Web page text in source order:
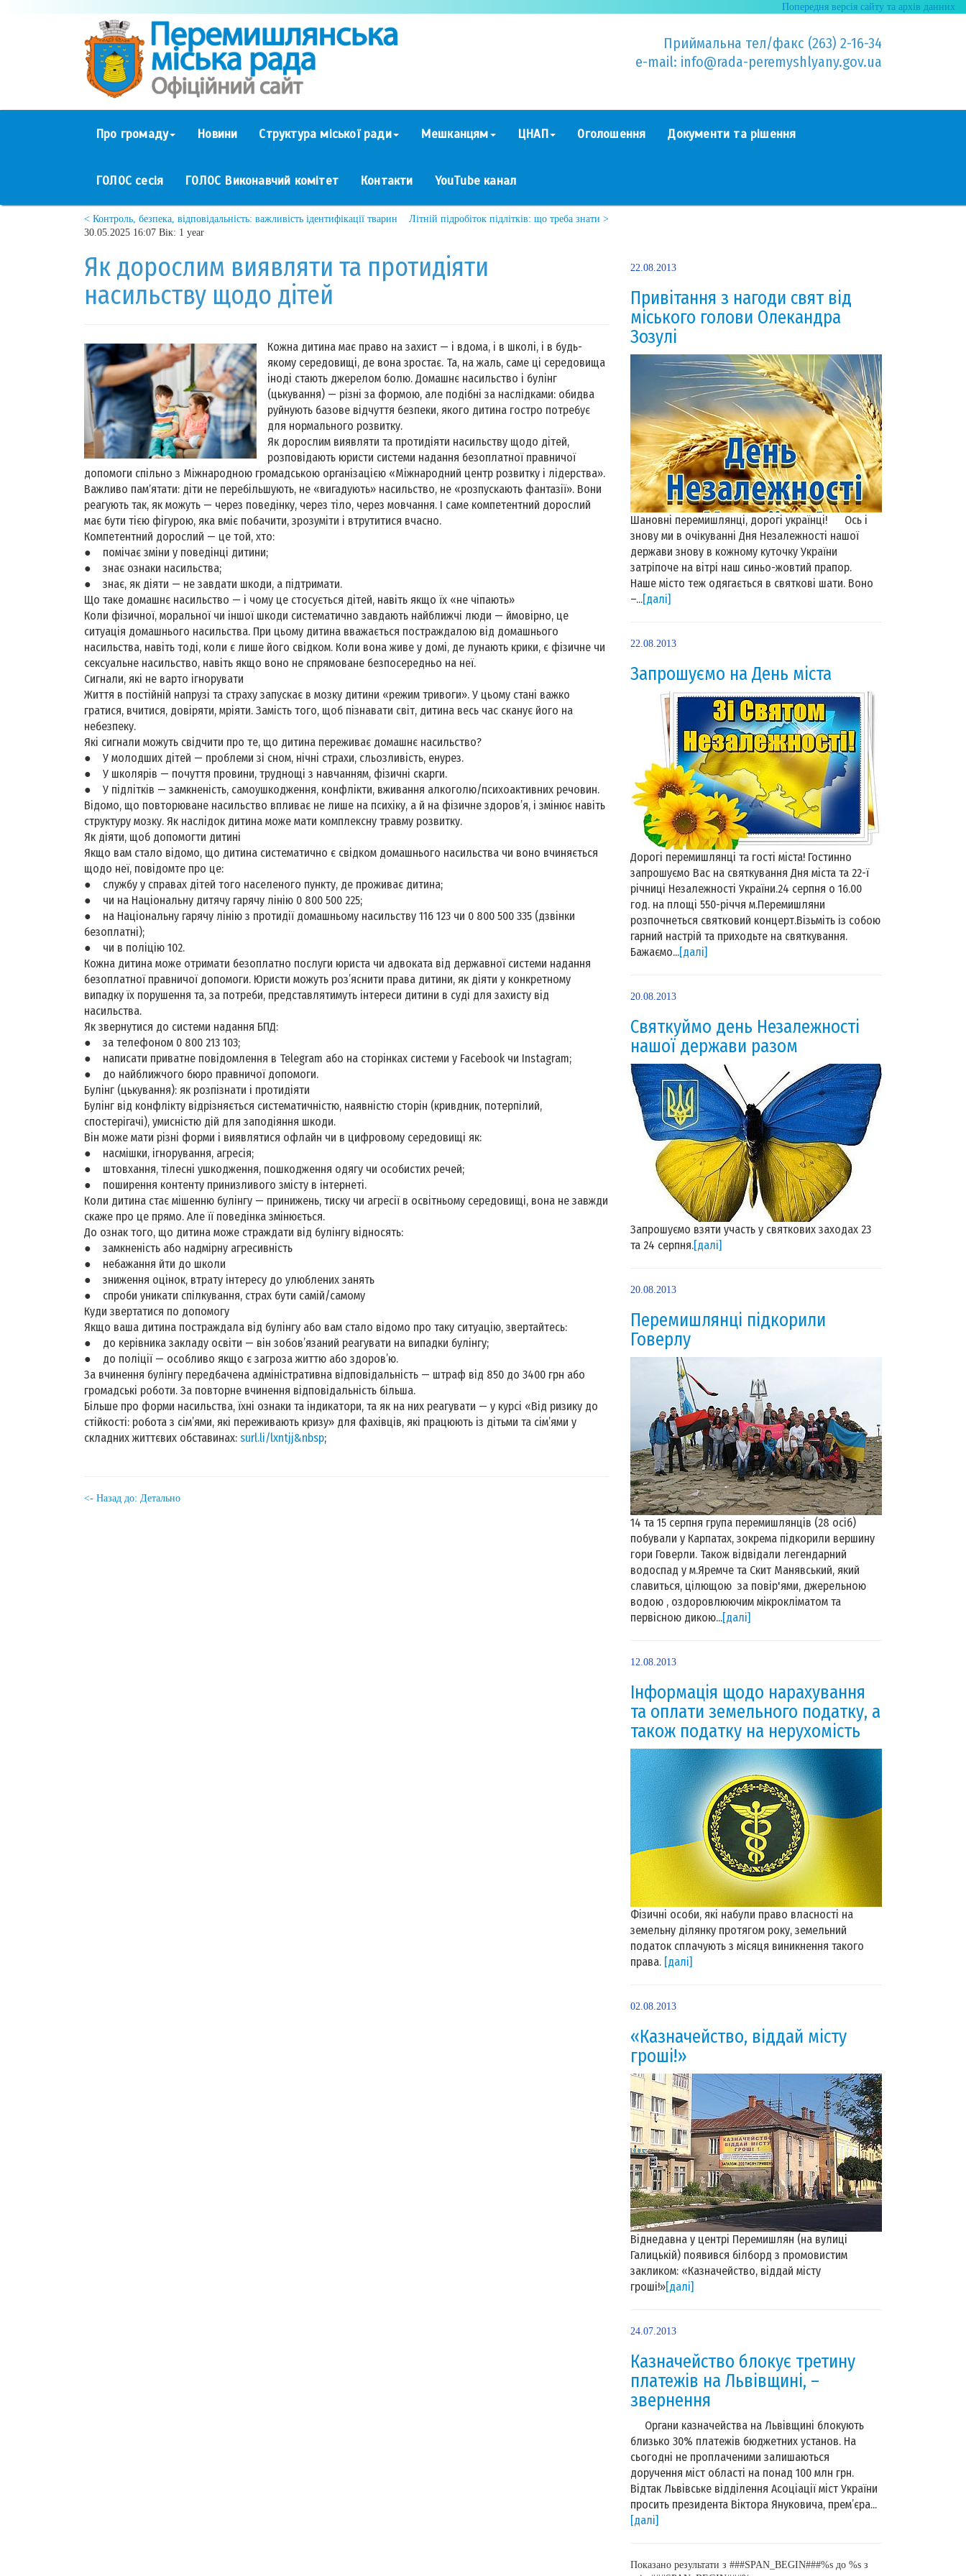
Попередня версія сайту та архів данних
Приймальна тел/факс (263) 2-16-34
e-mail: info@rada-peremyshlyany.gov.ua
Про громаду Новини Структура міської ради Мешканцям ЦНАП Оголошення Документи та рішення
ГОЛОС сесія ГОЛОС Виконавчий комітет Контакти YouTube канал
Літній підробіток підлітків: що треба знати >
< Контроль, безпека, відповідальність: важливість ідентифікації тварин
30.05.2025 16:07 Вік: 1 year
Як дорослим виявляти та протидіяти
насильству щодо дітей
Кожна дитина має право на захист — і вдома, і в школі, і в будь-
якому середовищі, де вона зростає. Та, на жаль, саме ці середовища
іноді стають джерелом болю. Домашнє насильство і булінг
(цькування) — різні за формою, але подібні за наслідками: обидва
руйнують базове відчуття безпеки, якого дитина гостро потребує
для нормального розвитку.
Як дорослим виявляти та протидіяти насильству щодо дітей,
розповідають юристи системи надання безоплатної правничої
допомоги спільно з Міжнародною громадською організацією «Міжнародний центр розвитку і лідерства».
Важливо памʼятати: діти не перебільшують, не «вигадують» насильство, не «розпускають фантазії». Вони
реагують так, як можуть — через поведінку, через тіло, через мовчання. І саме компетентний дорослий
має бути тією фігурою, яка вміє побачити, зрозуміти і втрутитися вчасно.
Компетентний дорослий — це той, хто:
● помічає зміни у поведінці дитини;
● знає ознаки насильства;
● знає, як діяти — не завдати шкоди, а підтримати.
Що таке домашнє насильство — і чому це стосується дітей, навіть якщо їх «не чіпають»
Коли фізичної, моральної чи іншої шкоди систематично завдають найближчі люди — ймовірно, це
ситуація домашнього насильства. При цьому дитина вважається постраждалою від домашнього
насильства, навіть тоді, коли є лише його свідком. Коли вона живе у домі, де лунають крики, є фізичне чи
сексуальне насильство, навіть якщо воно не спрямоване безпосередньо на неї.
Сигнали, які не варто ігнорувати
Життя в постійній напрузі та страху запускає в мозку дитини «режим тривоги». У цьому стані важко
гратися, вчитися, довіряти, мріяти. Замість того, щоб пізнавати світ, дитина весь час сканує його на
небезпеку.
Які сигнали можуть свідчити про те, що дитина переживає домашнє насильство?
● У молодших дітей — проблеми зі сном, нічні страхи, сльозливість, енурез.
● У школярів — почуття провини, труднощі з навчанням, фізичні скарги.
● У підлітків — замкненість, самоушкодження, конфлікти, вживання алкоголю/психоактивних речовин.
Відомо, що повторюване насильство впливає не лише на психіку, а й на фізичне здоров’я, і змінює навіть
структуру мозку. Як наслідок дитина може мати комплексну травму розвитку.
Як діяти, щоб допомогти дитині
Якщо вам стало відомо, що дитина систематично є свідком домашнього насильства чи воно вчиняється
щодо неї, повідомте про це:
● службу у справах дітей того населеного пункту, де проживає дитина;
● чи на Національну дитячу гарячу лінію 0 800 500 225;
● на Національну гарячу лінію з протидії домашньому насильству 116 123 чи 0 800 500 335 (дзвінки
безоплатні);
● чи в поліцію 102.
Кожна дитина може отримати безоплатно послуги юриста чи адвоката від державної системи надання
безоплатної правничої допомоги. Юристи можуть роз’яснити права дитини, як діяти у конкретному
випадку їх порушення та, за потреби, представлятимуть інтереси дитини в суді для захисту від
насильства.
Як звернутися до системи надання БПД:
● за телефоном 0 800 213 103;
● написати приватне повідомлення в Telegram або на сторінках системи у Facebook чи Instagram;
● до найближчого бюро правничої допомоги.
Булінг (цькування): як розпізнати і протидіяти
Булінг від конфлікту відрізняється систематичністю, наявністю сторін (кривдник, потерпілий,
спостерігачі), умисністю дій для заподіяння шкоди.
Він може мати різні форми і виявлятися офлайн чи в цифровому середовищі як:
● насмішки, ігнорування, агресія;
● штовхання, тілесні ушкодження, пошкодження одягу чи особистих речей;
● поширення контенту принизливого змісту в інтернеті.
Коли дитина стає мішенню булінгу — принижень, тиску чи агресії в освітньому середовищі, вона не завжди
скаже про це прямо. Але її поведінка змінюється.
До ознак того, що дитина може страждати від булінгу відносять:
● замкненість або надмірну агресивність
● небажання йти до школи
● зниження оцінок, втрату інтересу до улюблених занять
● спроби уникати спілкування, страх бути самій/самому
Куди звертатися по допомогу
Якщо ваша дитина постраждала від булінгу або вам стало відомо про таку ситуацію, звертайтесь:
● до керівника закладу освіти — він зобов’язаний реагувати на випадки булінгу;
● до поліції — особливо якщо є загроза життю або здоров’ю.
За вчинення булінгу передбачена адміністративна відповідальність — штраф від 850 до 3400 грн або
громадські роботи. За повторне вчинення відповідальність більша.
Більше про форми насильства, їхні ознаки та індикатори, та як на них реагувати — у курсі «Від ризику до
стійкості: робота з сім’ями, які переживають кризу» для фахівців, які працюють із дітьми та сім’ями у
складних життєвих обставинах: surl.li/lxntjj&nbsp;
<- Назад до: Детально
22.08.2013
Привітання з нагоди свят від
міського голови Олекандра
Зозулі
Шановні перемишлянці, дорогі українці! Ось і
знову ми в очікуванні Дня Незалежності нашої
держави знову в кожному куточку України
затріпоче на вітрі наш синьо-жовтий прапор.
Наше місто теж одягається в святкові шати. Воно
–...[далі]
22.08.2013
Запрошуємо на День міста
Дорогі перемишлянці та гості міста! Гостинно
запрошуємо Вас на святкування Дня міста та 22-ї
річниці Незалежності України.24 серпня о 16.00
год. на площі 550-річчя м.Перемишляни
розпочнеться святковий концерт.Візьміть із собою
гарний настрій та приходьте на святкування.
Бажаємо...[далі]
20.08.2013
Святкуймо день Незалежності
нашої держави разом
Запрошуємо взяти участь у святкових заходах 23
та 24 серпня.[далі]
20.08.2013
Перемишлянці підкорили
Говерлу
14 та 15 серпня група перемишлянців (28 осіб)
побували у Карпатах, зокрема підкорили вершину
гори Говерли. Також відвідали легендарний
водоспад у м.Яремче та Скит Манявський, який
славиться, цілющою за повір'ями, джерельною
водою , оздоровлюючим мікрокліматом та
первісною дикою...[далі]
12.08.2013
Інформація щодо нарахування
та оплати земельного податку, а
також податку на нерухомість
Фізичні особи, які набули право власності на
земельну ділянку протягом року, земельний
податок сплачують з місяця виникнення такого
права. [далі]
02.08.2013
«Казначейство, віддай місту
гроші!»
Віднедавна у центрі Перемишлян (на вулиці
Галицькій) появився білборд з промовистим
закликом: «Казначейство, віддай місту
гроші!»[далі]
24.07.2013
Казначейство блокує третину
платежів на Львівщині, –
звернення
Органи казначейства на Львівщині блокують
близько 30% платежів бюджетних установ. На
сьогодні не проплаченими залишаються
доручення міст області на понад 100 млн грн.
Відтак Львівське відділення Асоціації міст України
просить президента Віктора Януковича, прем’єра...
[далі]
Показано результати з ###SPAN_BEGIN###%s до %s з